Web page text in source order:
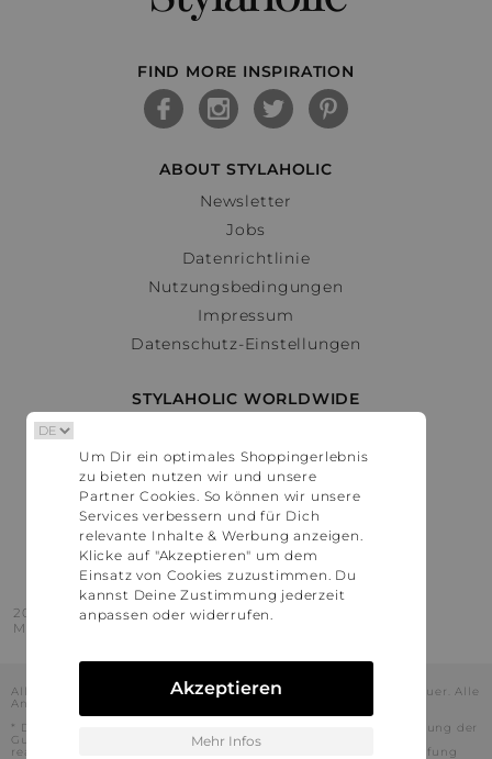
FIND MORE INSPIRATION
ABOUT STYLAHOLIC
Newsletter
Jobs
Datenrichtlinie
Nutzungsbedingungen
Impressum
Datenschutz-Einstellungen
STYLAHOLIC WORLDWIDE
Österreich
Schweiz
France
United States
2016 - 2026 © Stylaholic.
Made for you with love in munich.
Alle Preise inkl. der jeweils geltenden gesetzlichen Mehrwertsteuer. Alle
Angaben ohne Gewähr.
* Die angezeigten Preise beinhalten Rabatte, die durch die Nutzung der
Gutschein-Codes auf den Seiten unserer Partner voraussichtlich
realisiert werden können. Stylaholic führt keine vollständige Prüfung
Um Dir ein optimales Shoppingerlebnis
zu bieten nutzen wir und unsere
Partner Cookies. So können wir unsere
Services verbessern und für Dich
relevante Inhalte & Werbung anzeigen.
Klicke auf "Akzeptieren" um dem
Einsatz von Cookies zuzustimmen. Du
kannst Deine Zustimmung jederzeit
anpassen oder widerrufen.
Akzeptieren
Mehr Infos